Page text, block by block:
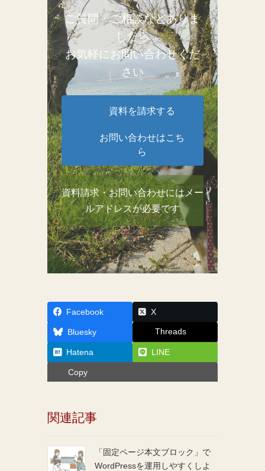
ご質問・ご相談などありま
したら
お気軽にお問い合わせくだ
さい
資料を請求する
お問い合わせはこち
ら
資料請求・お問い合わせにはメー
ルアドレスが必要です
Facebook X
Bluesky Threads
Hatena LINE
Copy
関連記事
「固定ページ本文ブロック」で
WordPressを運用しやすくしよ